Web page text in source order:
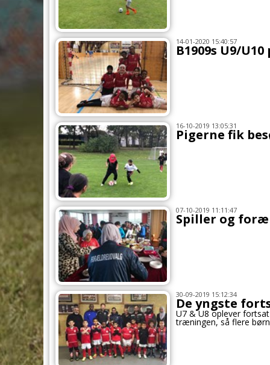
14-01-2020 15:40:57
B1909s U9/
16-10-2019 13:05:31
Pigerne fik
07-10-2019 11:11:47
Spiller og
30-09-2019 15:12:34
De yngste
U7 & U8 oplever
træningen, så flere